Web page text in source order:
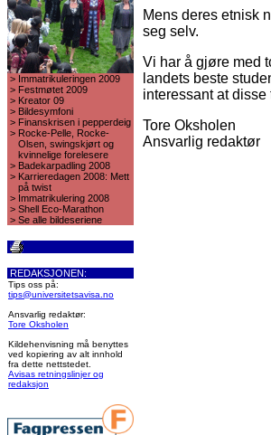
> Immatrikuleringen 2009
> Festmøtet 2009
> Kreator 09
> Bildesymfoni
> Finanskrisen i pepperdeig
> Rocke-Pelle, Rocke-
Olsen, swingskjørt og
kvinnelige forelesere
> Badekarpadling 2008
> Karrieredagen 2008: Mett
på twist
> Immatrikulering 2008
> Shell Eco-Marathon
> Se alle bildeseriene
REDAKSJONEN:
Tips oss på:
tips@universitetsavisa.no
Ansvarlig redaktør:
Tore Oksholen
Kildehenvisning må benyttes
ved kopiering av alt innhold
fra dette nettstedet.
Avisas retningslinjer og
redaksjon
Mens deres etnisk
seg selv.
Vi har å gjøre med
landets beste
interessant at
Tore Oksholen
Ansvarlig redaktør